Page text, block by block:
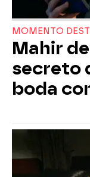
MOMENTO
Mahir
secreto
boda